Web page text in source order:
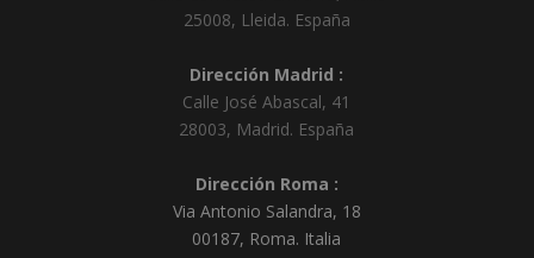
25008, Lleida. España
Dirección Madrid :
Calle José Abascal, 41
28003, Madrid. España
Dirección Roma :
Via Antonio Salandra, 18
00187, Roma. Italia